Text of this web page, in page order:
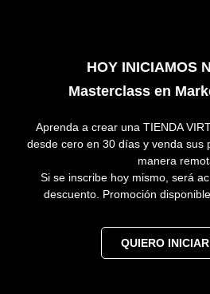
HOY INICIAMOS
Masterclass en
Aprenda a crear una TIENDA
desde cero en 30 días y venda sus
manera
Si se inscribe hoy mismo, será
descuento. Promoción
QUIERO